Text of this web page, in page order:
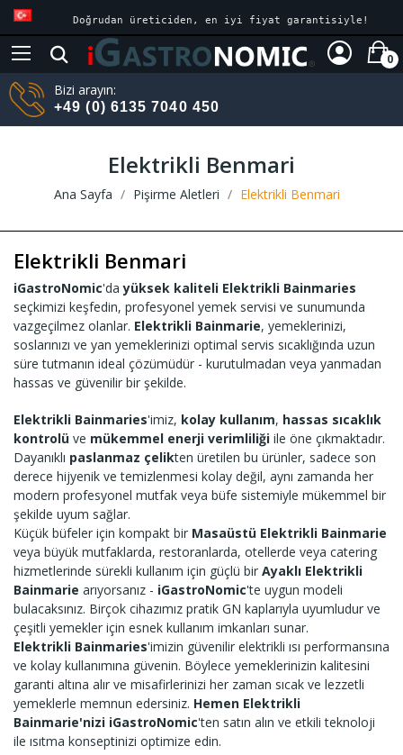
Doğrudan üreticiden, en iyi fiyat garantisiyle!
0
Bizi arayın:
+49 (0) 6135 7040 450
Elektrikli Benmari
Ana Sayfa Pişirme Aletleri Elektrikli Benmari
Elektrikli Benmari
iGastroNomic'dayüksek kaliteli Elektrikli Bainmaries
seçkimizi keşfedin, profesyonel yemek servisi ve sunumunda
vazgeçilmez olanlar. Elektrikli Bainmarie, yemeklerinizi,
soslarınızı ve yan yemeklerinizi optimal servis sıcaklığında uzun
süre tutmanın ideal çözümüdür - kurutulmadan veya yanmadan
hassas ve güvenilir bir şekilde.
Elektrikli Bainmaries'imiz, kolay kullanım, hassas sıcaklık
kontrolü ve mükemmel enerji verimliliği ile öne çıkmaktadır.
Dayanıklı paslanmaz çelikten üretilen bu ürünler, sadece son
derece hijyenik ve temizlenmesi kolay değil, aynı zamanda her
modern profesyonel mutfak veya büfe sistemiyle mükemmel bir
şekilde uyum sağlar.
Küçük büfeler için kompakt bir Masaüstü Elektrikli Bainmarie
veya büyük mutfaklarda, restoranlarda, otellerde veya catering
hizmetlerinde sürekli kullanım için güçlü bir Ayaklı Elektrikli
Bainmarie arıyorsanız - iGastroNomic'te uygun modeli
bulacaksınız. Birçok cihazımız pratik GN kaplarıyla uyumludur ve
çeşitli yemekler için esnek kullanım imkanları sunar.
Elektrikli Bainmaries'imizin güvenilir elektrikli ısı performansına
ve kolay kullanımına güvenin. Böylece yemeklerinizin kalitesini
garanti altına alır ve misafirlerinizi her zaman sıcak ve lezzetli
yemeklerle memnun edersiniz. Hemen Elektrikli
Bainmarie'nizi iGastroNomic'ten satın alın ve etkili teknoloji
ile ısıtma konseptinizi optimize edin.